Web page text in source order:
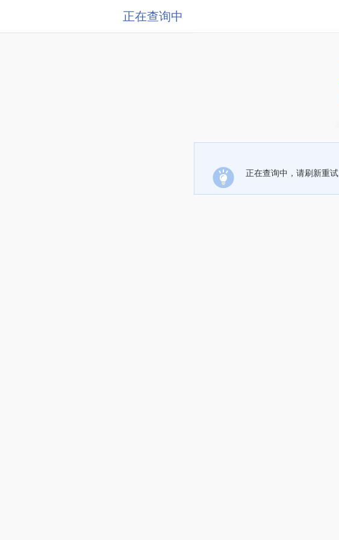
正在查询中
正在查询中，请刷新重试